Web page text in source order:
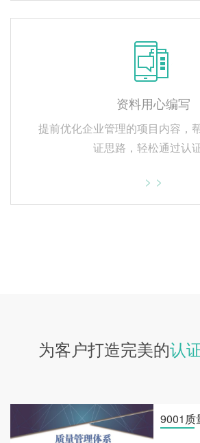
资料用心编写
提前优化企业管理的项目内容，
证思路，轻松通过认证
> >
为客户打造完美的认
9001质